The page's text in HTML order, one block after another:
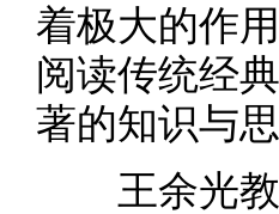
着极大的作
阅读传统经
著的知识与
王余光教